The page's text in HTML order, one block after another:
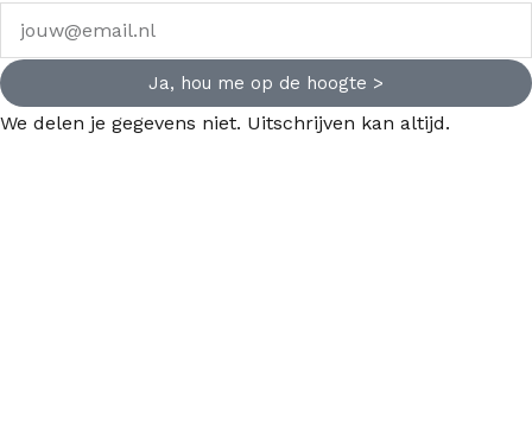
Ja, hou me op de hoogte >
We delen je gegevens niet. Uitschrijven kan altijd.